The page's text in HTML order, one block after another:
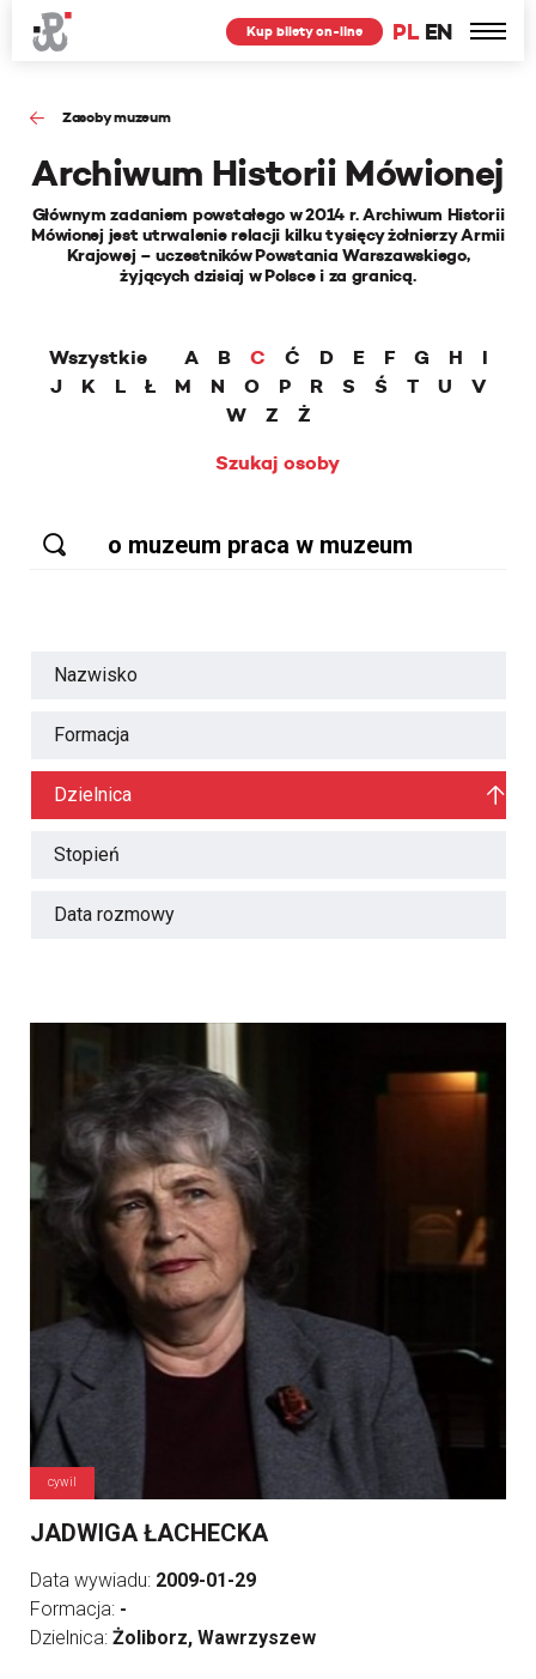
PL EN
Kup bilety on-line
Zasoby muzeum
Archiwum Historii Mówionej
Głównym zadaniem powstałego w 2014 r. Archiwum Historii
Mówionej jest utrwalenie relacji kilku tysięcy żołnierzy Armii
Krajowej – uczestników Powstania Warszawskiego,
żyjących dzisiaj w Polsce i za granicą.
Wszystkie A B C Ć D E F G H
I
J
K L Ł M N O P R S Ś T U
V
W
Z
Ż
Szukaj osoby
Nazwisko
Formacja
Dzielnica
Stopień
Data rozmowy
cywil
JADWIGA ŁACHECKA
Data wywiadu: 2009-01-29
Formacja: -
Dzielnica: Żoliborz, Wawrzyszew